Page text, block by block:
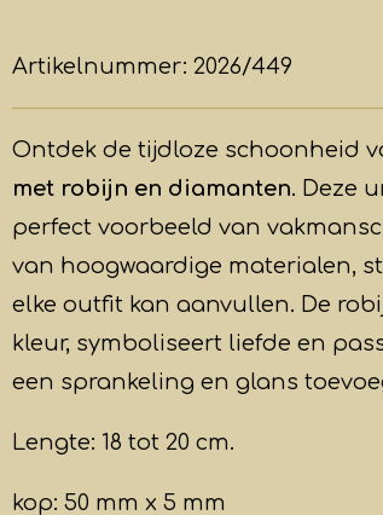
Artikelnummer: 2026/449
Ontdek de tijdloze schoonheid
met robijn en diamanten. Deze
perfect voorbeeld van
van hoogwaardige materialen,
elke outfit kan aanvullen. De
kleur, symboliseert liefde en
een sprankeling en glans
Lengte: 18 tot 20 cm.
kop: 50 mm x 5 mm